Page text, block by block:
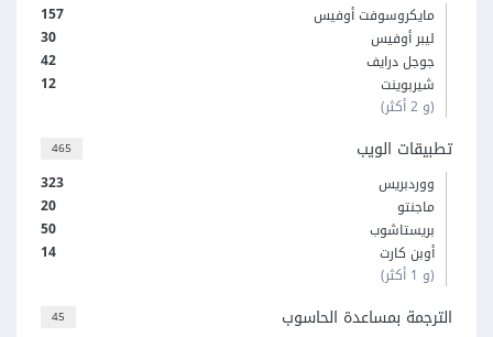
157
مايكروسوفت أوفيس
30
ليبر أوفيس
42
جوجل درايف
12
شيربوينت
(و 2 أكثر)
465 تطبيقات الويب
323
ووردبريس
20
ماجنتو
50
بريستاشوب
14
أوبن كارت
(و 1 أكثر)
45 الترجمة بمساعدة الحاسوب